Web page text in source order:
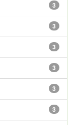
3
3
3
3
3
3